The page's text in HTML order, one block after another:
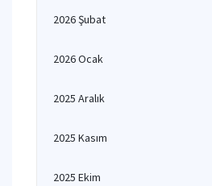
2026 Şubat
2026 Ocak
2025 Aralık
2025 Kasım
2025 Ekim